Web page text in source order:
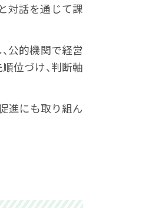
対話を通じて課
公的機関で経営
位づけ、判断軸
進にも取り組ん